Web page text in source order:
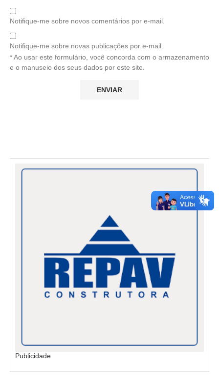
Notifique-me sobre novos comentários por e-mail.
Notifique-me sobre novas publicações por e-mail.
* Ao usar este formulário, você concorda com o armazenamento
e o manuseio dos seus dados por este site.
Publicidade